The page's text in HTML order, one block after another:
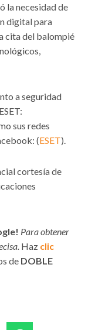
la necesidad de
digital para
cita del balompié
a seguridad
sus redes
(ESET).
cortesía de
Para obtener
Haz clic
de DOBLE